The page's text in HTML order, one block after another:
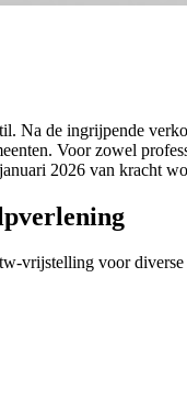
Na de ingrijpende
Voor zowel
2026 van kracht
vrijstelling voor